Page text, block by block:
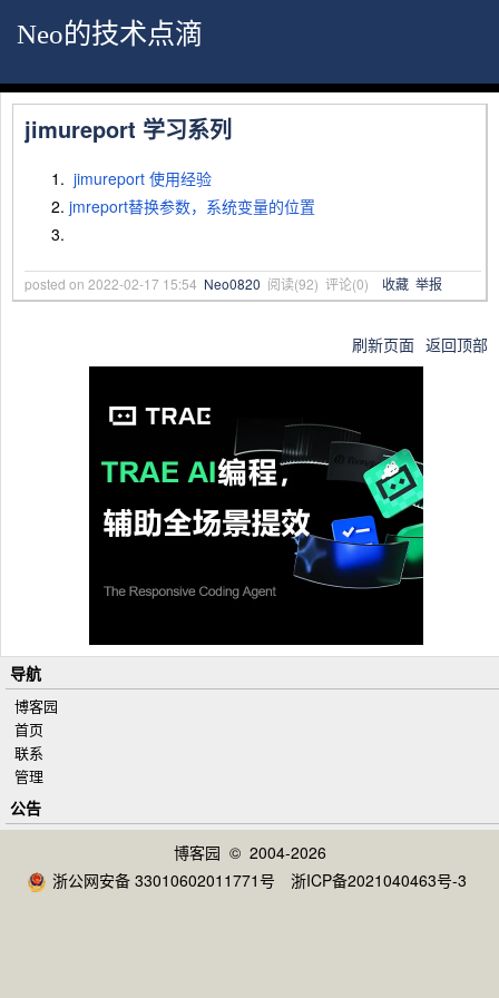
Neo的技术点滴
jimureport 学习系列
jimureport 使用经验
jmreport替换参数，系统变量的位置
posted on 2022-02-17 15:54 Neo0820 阅读(92) 评论(0) 收藏 举报
刷新页面 返回顶部
导航
博客园
首页
联系
管理
公告
博客园 © 2004-2026
浙公网安备 33010602011771号
浙ICP备2021040463号-3